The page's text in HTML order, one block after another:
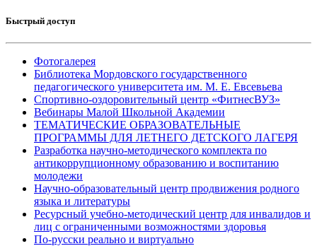
Быстрый доступ
Фотогалерея
Библиотека Мордовского государственного
педагогического университета им. М. Е. Евсевьева
Спортивно-оздоровительный центр «ФитнесВУЗ»
Вебинары Малой Школьной Академии
ТЕМАТИЧЕСКИЕ ОБРАЗОВАТЕЛЬНЫЕ
ПРОГРАММЫ ДЛЯ ЛЕТНЕГО ДЕТСКОГО ЛАГЕРЯ
Разработка научно-методического комплекта по
антикоррупционному образованию и воспитанию
молодежи
Научно-образовательный центр продвижения родного
языка и литературы
Ресурсный учебно-методический центр для инвалидов и
лиц с ограниченными возможностями здоровья
По-русски реально и виртуально